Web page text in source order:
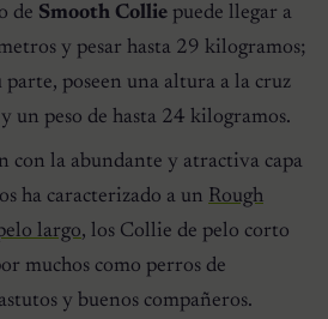
de Smooth Collie puede llegar a
y pesar hasta 29 kilogramos;
parte, poseen una altura a la cruz
un peso de hasta 24 kilogramos.
con la abundante y atractiva capa
ha caracterizado a un Rough
largo, los Collie de pelo corto
muchos como perros de
y buenos compañeros.